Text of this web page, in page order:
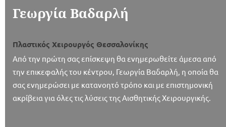
Γεωργία Βαδαρλή
Πλαστικός Χειρουργός Θεσσαλονίκης
Από την πρώτη σας επίσκεψη θα ενημερωθείτε άμεσα από
την επικεφαλής του κέντρου, Γεωργία Βαδαρλή, η οποία θα
σας ενημερώσει με κατανοητό τρόπο και με επιστημονική
ακρίβεια για όλες τις λύσεις της Αισθητικής Χειρουργικής.